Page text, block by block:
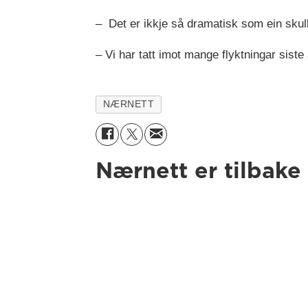
– Det er ikkje så dramatisk som ein
– Vi har tatt imot mange flyktningar
NÆRNETT
Nærnett er tilbake